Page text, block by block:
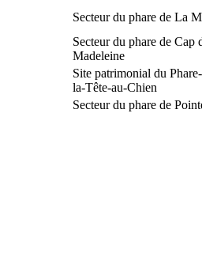
Secteur du phare de La
Secteur du phare de Cap
Madeleine
Site patrimonial du
la-Tête-au-Chien
Secteur du phare de